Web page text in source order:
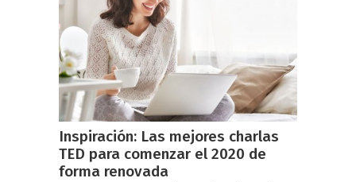
Inspiración: Las mejores charlas
TED para comenzar el 2020 de
forma renovada